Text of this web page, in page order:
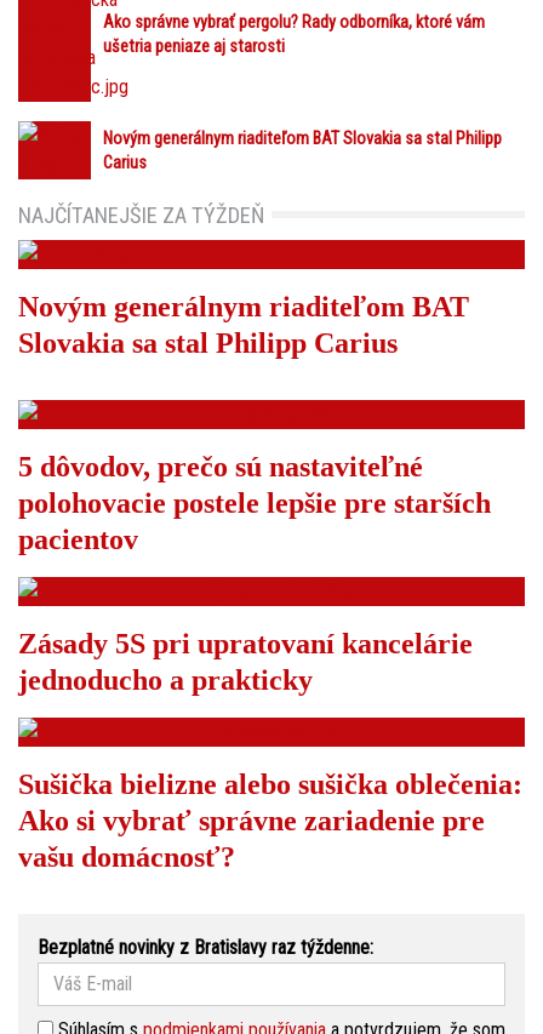
Ako správne vybrať pergolu? Rady odborníka, ktoré vám
ušetria peniaze aj starosti
Novým generálnym riaditeľom BAT Slovakia sa stal Philipp
Carius
NAJČÍTANEJŠIE ZA TÝŽDEŇ
Novým generálnym riaditeľom BAT
Slovakia sa stal Philipp Carius
5 dôvodov, prečo sú nastaviteľné
polohovacie postele lepšie pre starších
pacientov
Zásady 5S pri upratovaní kancelárie
jednoducho a prakticky
Sušička bielizne alebo sušička oblečenia:
Ako si vybrať správne zariadenie pre
vašu domácnosť?
Bezplatné novinky z Bratislavy raz týždenne:
Súhlasím s podmienkami používania a potvrdzujem, že som